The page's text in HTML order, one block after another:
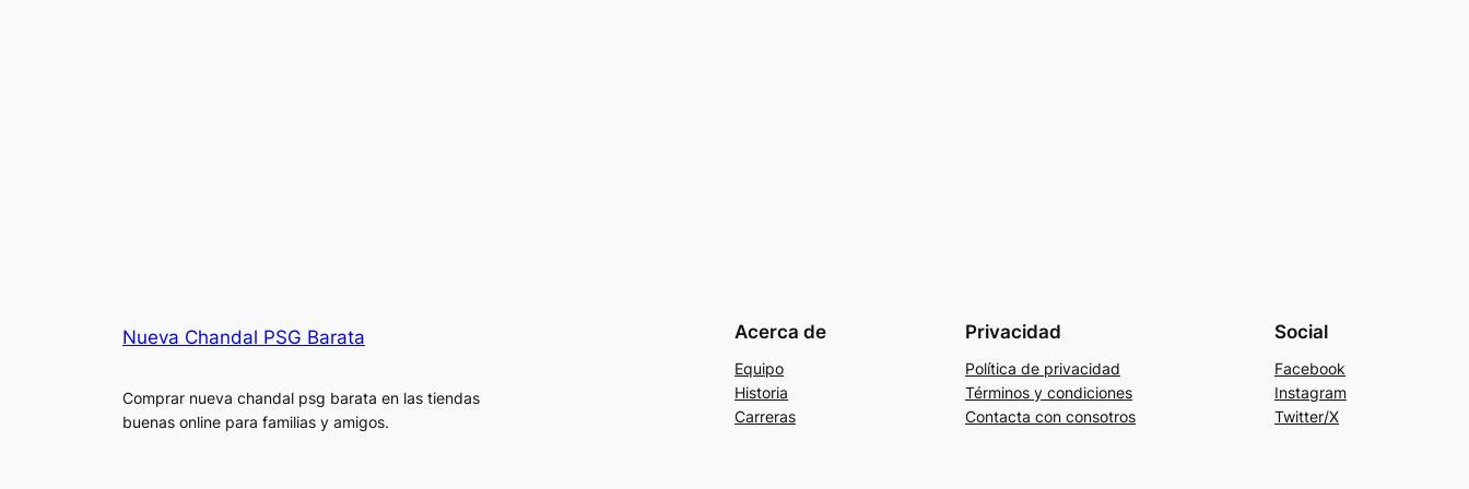
Nueva Chandal PSG Barata
Comprar nueva chandal psg barata en las tiendas
buenas online para familias y amigos.
Acerca de
Equipo
Historia
Carreras
Privacidad
Política de privacidad
Términos y condiciones
Contacta con consotros
Social
Facebook
Instagram
Twitter/X